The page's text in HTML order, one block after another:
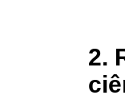
2.